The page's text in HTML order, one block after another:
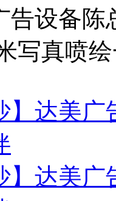
告设备陈
写真喷
】达美
】达美